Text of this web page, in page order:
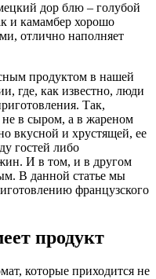
дор блю – голубой
и камамбер хорошо
отлично наполняет
продуктом в нашей
где, как известно, люди
Так,
в сыром, а в жареном
вкусной и хрустящей, ее
гостей либо
И в том, и в другом
В данной статье мы
французского
продукт
которые приходится не